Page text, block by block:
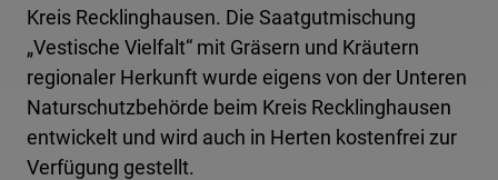
Kreis Recklinghausen. Die Saatgutmischung
„Vestische Vielfalt“ mit Gräsern und Kräutern
regionaler Herkunft wurde eigens von der Unteren
Naturschutzbehörde beim Kreis Recklinghausen
entwickelt und wird auch in Herten kostenfrei zur
Verfügung gestellt.